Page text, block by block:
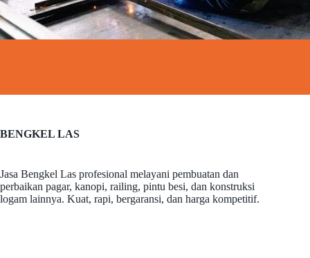
BENGKEL LAS
Jasa Bengkel Las profesional melayani pembuatan dan
perbaikan pagar, kanopi, railing, pintu besi, dan konstruksi
logam lainnya. Kuat, rapi, bergaransi, dan harga kompetitif.